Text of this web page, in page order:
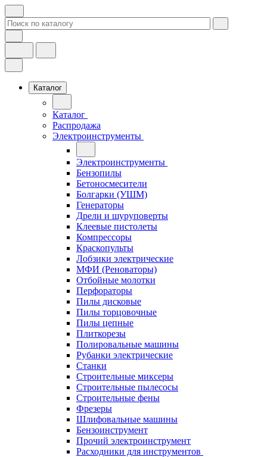
Каталог
Каталог
Распродажа
Электроинструменты
Электроинструменты
Бензопилы
Бетоносмесители
Болгарки (УШМ)
Генераторы
Дрели и шуруповерты
Клеевые пистолеты
Компрессоры
Краскопульты
Лобзики электрические
МФИ (Реноваторы)
Отбойные молотки
Перфораторы
Пилы дисковые
Пилы торцовочные
Пилы цепные
Плиткорезы
Полировальные машины
Рубанки электрические
Станки
Строительные миксеры
Строительные пылесосы
Строительные фены
Фрезеры
Шлифовальные машины
Бензоинструмент
Прочий электроинструмент
Расходники для инструментов